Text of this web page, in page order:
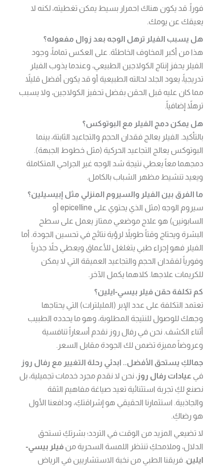
فوراً. قد يكون هناك احمرار بسيط يمكن تغطيته، لكنه لا
يعيقك عن يومك.
هل يسبب الفيلر ترهل الوجه بعد زوال مفعوله؟
هذا من أكبر المخاوف الخاطئة. على العكس تماماً، وجود
الفيلر يحفز إنتاج الكولاجين الطبيعي، وعندما يذوب الفيلر
تدريجياً، يعود الجلد لحالته الطبيعية أو قد يكون أفضل قليلاً
مما كان عليه قبل الحقن بفضل تحفيز الكولاجين، ولا يسبب
ترهلاً إضافياً.
هل يمكن دمج الفيلر مع البوتوكس؟
بالتأكيد. الفيلر يعالج فقدان الحجم والتجاعيد الثابتة، بينما
البوتوكس يعالج التجاعيد الحركية (مثل خطوط الجبهة).
دمجهما معاً يعطي نتيجة شد الوجه غير الجراحي المتكاملة
ويعيد تنشيط مظهر الشباب بالكامل.
ما الفرق بين الفيلر والسيروم المنزلي مثل إبيسيلين؟
سيروم الوجه (مثل الذي يحتوي على epicelline أو
السابونين) هو علاج موضعي ممتاز يعمل على سطح
البشرة ويحتاج وقتاً طويلاً لرؤية نتائج في تحسين الجودة. أما
الفيلر فهو إجراء طبي يتغلغل للأعماق ويعطي حلاً جذرياً
وفورياً لفقدان الحجم والتجاعيد العميقة التي لا يمكن
للكريمات علاجها. كلاهما يكمل الآخر.
كم تكلفة حقن فيلر بيسي-ايلين؟
تعتمد التكلفة على عدد الإبر (المليلترات) التي يحتاجها
وجهك للوصول للنتيجة المطلوبة، وهو ما يحدده الطبيب
أثناء الكشف. نحن في رفال روز نقدم أسعاراً تنافسية
وعروضاً مميزة تضمن لك الجودة مقابل السعر.
جمالكِ يستحق الأفضل.. ابدئي رحلة التغيير مع رفال روز
فيعيادات رفال روز، نحن لا نقدم مجرد خدمات تجميلية، بل
نصنع لكِ تجربة استثنائية تعيد صياغة مفاهيم الثقة
والجاذبية. استثمارنا الحقيقي هو إشراقتكِ، ودافعنا الأول
هو رضاكِ.
لا تضيعي المزيد من الوقت في التردد؛ بشرتكِ تستحق
الدلال، وملامحكِ تنتظر اللمسة السحرية منفيلر بيسي-
ايلين. فريقنا الطبي من نخبة الاستشاريين في الرياض